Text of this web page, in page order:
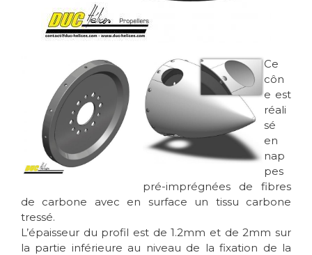
Image
Ce
côn
e est
réali
sé
en
nap
pes
pré-imprégnées de fibres
de carbone avec en surface un tissu carbone
tressé.
L’épaisseur du profil est de 1.2mm et de 2mm sur
la partie inférieure au niveau de la fixation de la